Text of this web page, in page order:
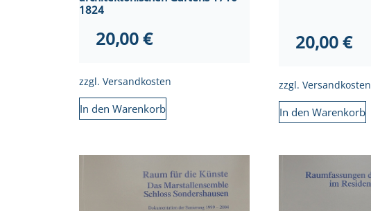
1824
20,00€
zzgl. Versandkosten
In den Warenkorb
20,00€
zzgl.Versandkosten
In den Warenkorb